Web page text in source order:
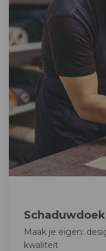
Maak je eigen:
kwaliteit